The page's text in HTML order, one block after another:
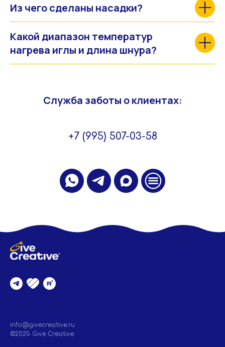
Из чего сделаны насадки?
Какой диапазон температур
нагрева иглы и длина шнура?
Служба заботы о клиентах:
+7 (995) 507-03-58
info@givecreative.ru
©2025 Give Creative